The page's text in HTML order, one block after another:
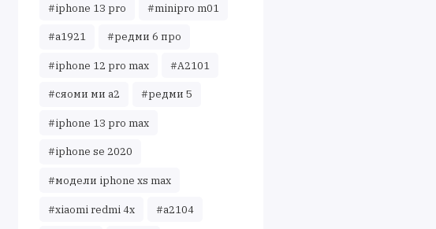
#iphone 13 pro #minipro m01
#a1921 #редми 6 про
#iphone 12 pro max #A2101
#сяоми ми а2 #редми 5
#iphone 13 pro max
#iphone se 2020
#модели iphone xs max
#xiaomi redmi 4x #a2104